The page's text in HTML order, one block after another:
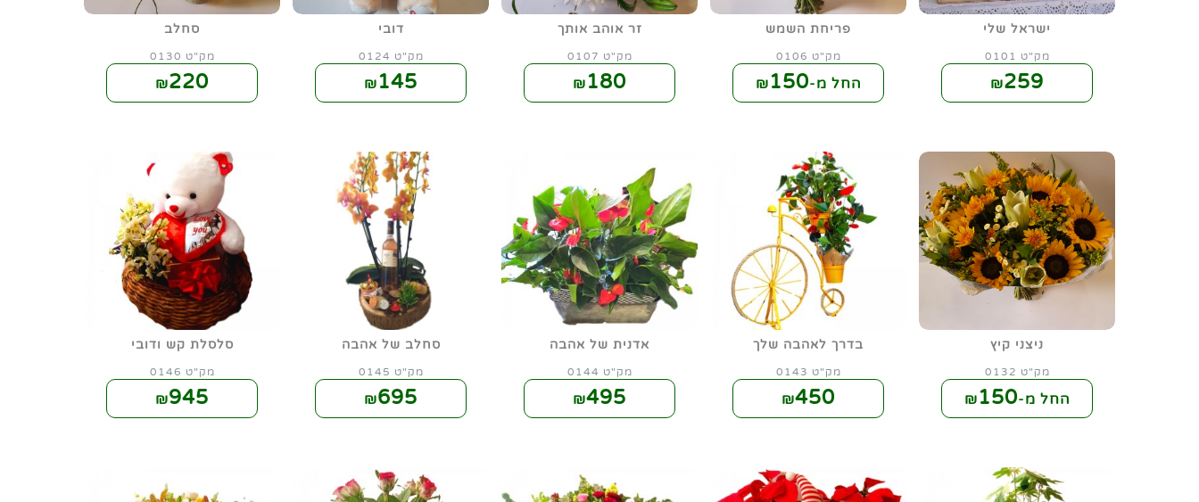
ישראל שלי
מק"ט 0101
₪259
פריחת השמש
מק"ט 0106
החל מ-₪150
זר אוהב אותך
מק"ט 0107
₪ 180
דובי
מק"ט 0124
₪ 145
סחלב
מק"ט 0130
₪220
ניצני קיץ
מק"ט 0132
החל מ-₪150
בדרך לאהבה שלך
מק"ט 0143
₪450
אדנית של אהבה
מק"ט 0144
₪495
סחלב של אהבה
מק"ט 0145
₪695
סלסלת קש ודובי
מק"ט 0146
₪945